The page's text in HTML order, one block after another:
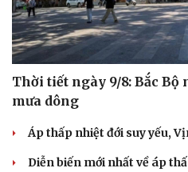
Thời tiết ngày 9/8: Bắc
mưa dông
Áp thấp nhiệt đới suy yếu,
Diễn biến mới nhất về áp